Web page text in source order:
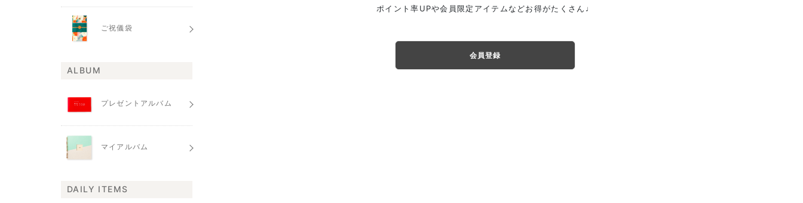
ポイント率UPや会員限定アイテムなどお得がたくさん♩
会員登録
ご祝儀袋
ALBUM
プレゼントアルバム
マイアルバム
DAILY ITEMS